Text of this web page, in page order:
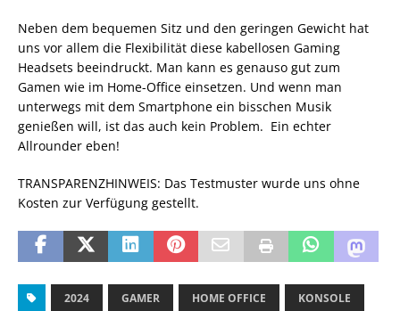
Neben dem bequemen Sitz und den geringen Gewicht hat
uns vor allem die Flexibilität diese kabellosen Gaming
Headsets beeindruckt. Man kann es genauso gut zum
Gamen wie im Home-Office einsetzen. Und wenn man
unterwegs mit dem Smartphone ein bisschen Musik
genießen will, ist das auch kein Problem. Ein echter
Allrounder eben!
TRANSPARENZHINWEIS: Das Testmuster wurde uns ohne
Kosten zur Verfügung gestellt.
2024 GAMER HOME OFFICE KONSOLE